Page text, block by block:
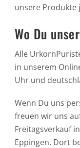
unsere Produkte
Wo Du
Alle
in unserem
Uhr und
Wenn Du uns
freuen wir uns
Freitagsverkauf
Eppingen. Dort